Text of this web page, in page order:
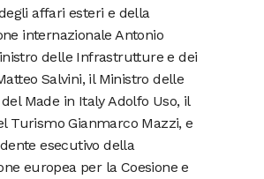
affari esteri e della
internazionale Antonio
delle Infrastrutture e dei
Salvini, il Ministro delle
Made in Italy Adolfo Uso, il
Turismo Gianmarco Mazzi, e
esecutivo della
europea per la Coesione e